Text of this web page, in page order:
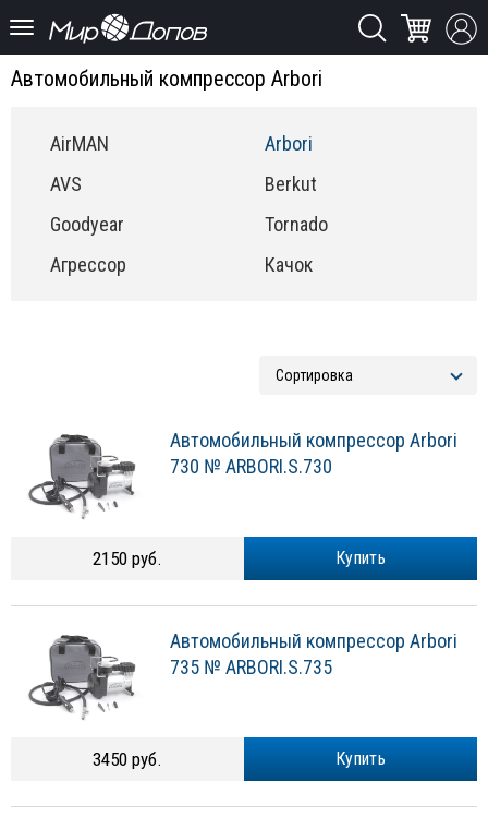
Автомобильный компрессор Arbori
AirMAN
Arbori
AVS
Berkut
Goodyear
Tornado
Агрессор
Качок
Автомобильный компрессор Arbori
730 № ARBORI.S.730
Купить
2150 руб.
Автомобильный компрессор Arbori
735 № ARBORI.S.735
Купить
3450 руб.